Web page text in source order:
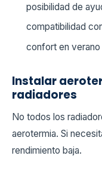
posibilidad de
compatibilidad
confort en verano
Instalar
radiadores
No todos los
aerotermia. Si
rendimiento baja.